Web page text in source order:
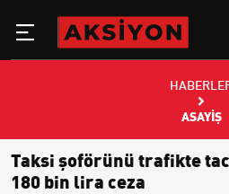
ASAYIŞ
Taksi şoförünü trafikte
180 bin lira ceza